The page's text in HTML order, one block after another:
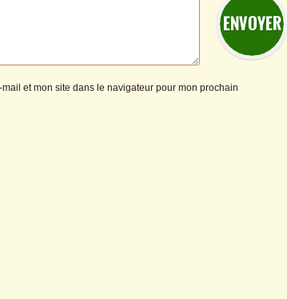
et mon site dans le navigateur pour mon prochain